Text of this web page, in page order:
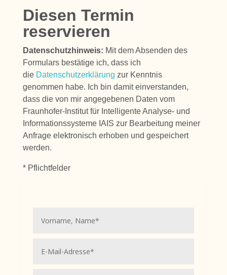
Diesen Termin
reservieren
Datenschutzhinweis: Mit dem Absenden des
Formulars bestätige ich, dass ich
die Datenschutzerklärung zur Kenntnis
genommen habe. Ich bin damit einverstanden,
dass die von mir angegebenen Daten vom
Fraunhofer-Institut für Intelligente Analyse- und
Informationssysteme IAIS zur Bearbeitung meiner
Anfrage elektronisch erhoben und gespeichert
werden.
* Pflichtfelder